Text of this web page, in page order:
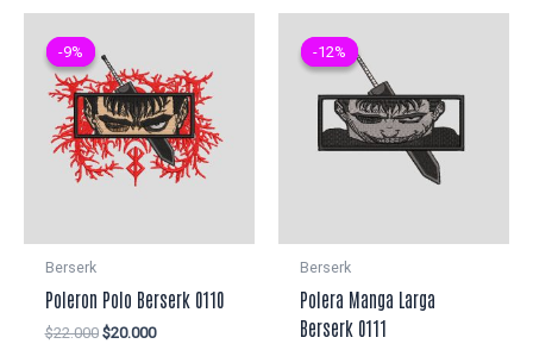
-9%
-9%
Berserk
Poleron Polo Berserk 0110
$22.000 El
$20.000El
-12%
-12%
Berserk
Polera Manga Larga
Berserk 0111